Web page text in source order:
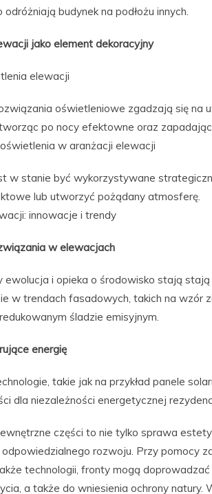
budynek na podłożu innych.
jako element dekoracyjny
elewacji
oświetleniowe zgadzają się na
po nocy efektowne oraz
w aranżacji elewacji
w stanie być wykorzystywane
lub utworzyć pożądany atmosferę.
innowacje i trendy
w elewacjach
ewolucja i opieka o środowisko stają
w trendach fasadowych, takich na wzór
śladzie emisyjnym.
energię
takie jak na przykład panele
dla niezależności energetycznej
części to nie tylko sprawa
rozwoju. Przy pomocy
technologii, fronty mogą
a także do wniesienia ochrony natury.